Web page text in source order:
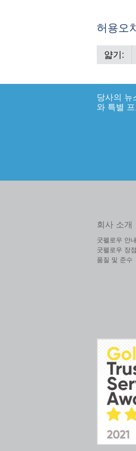
허용오
얇기:
당사의 뉴
와 특별
회사 소개
굿펠로우 안내
굿펠로우 장점
품질 및 준수